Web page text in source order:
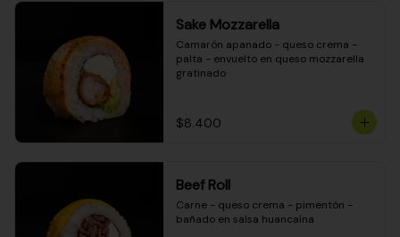
Sake Mozzarella
Camarón apanado - queso crema -
palta - envuelto en queso mozzarella
gratinado
$8.400
Beef Roll
Carne - queso crema - pimentón -
bañado en salsa huancaína